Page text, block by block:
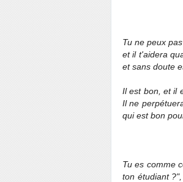
Tu ne peux
et il t'aidera
et sans doute
Il est bon, et il
Il ne
qui est bon
Tu es comme
ton étudiant